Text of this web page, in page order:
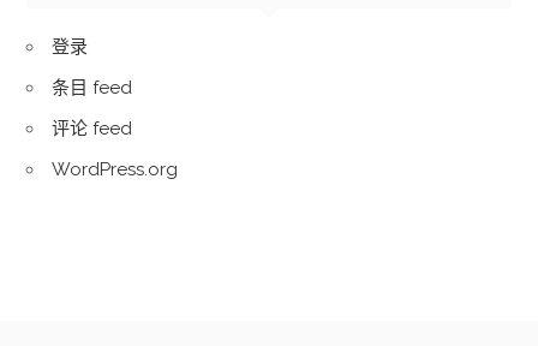
登录
条目 feed
评论 feed
WordPress.org